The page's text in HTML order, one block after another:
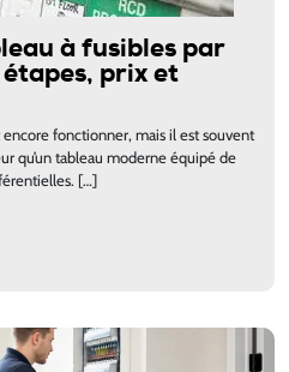
à fusibles par
prix et
fonctionner, mais il est souvent
qu’un tableau moderne équipé de
[…]